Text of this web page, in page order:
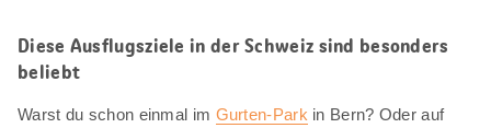
Diese Ausflugsziele in der Schweiz sind besonders
beliebt
Warst du schon einmal im Gurten-Park in Bern? Oder auf